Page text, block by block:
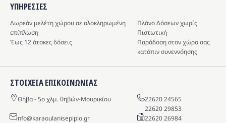
ΥΠΗΡΕΣIΕΣ
Δωρεάν μελέτη χώρου σε ολοκληρωμένη
επίπλωση
Πλάνο Δόσεων χωρίς
Πιστωτική
Έως 12 άτοκες δόσεις
Παράδοση στον χώρο σας
κατόπιν συνεννόησης
ΣΤΟΙΧΕΙΑ ΕΠΙΚΟΙΝΩΝΙΑΣ
Θήβα - 5o χλμ. θηβών-Μουρικίου
22620 24565
22620 29853
info@karaoulanisepiplo.gr
22620 26984